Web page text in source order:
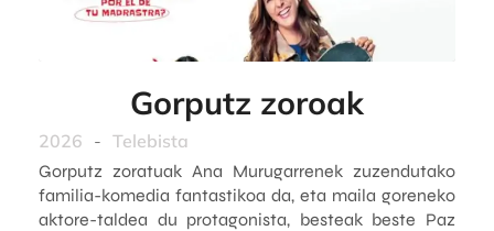
Gorputz zoroak
2026 - Telebista
Gorputz zoratuak Ana Murugarrenek zuzendutako
familia-komedia fantastikoa da, eta maila goreneko
aktore-taldea du protagonista, besteak beste Paz